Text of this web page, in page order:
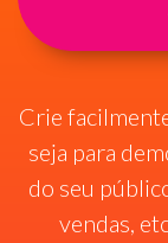
Crie
seja para
do seu
vendas,